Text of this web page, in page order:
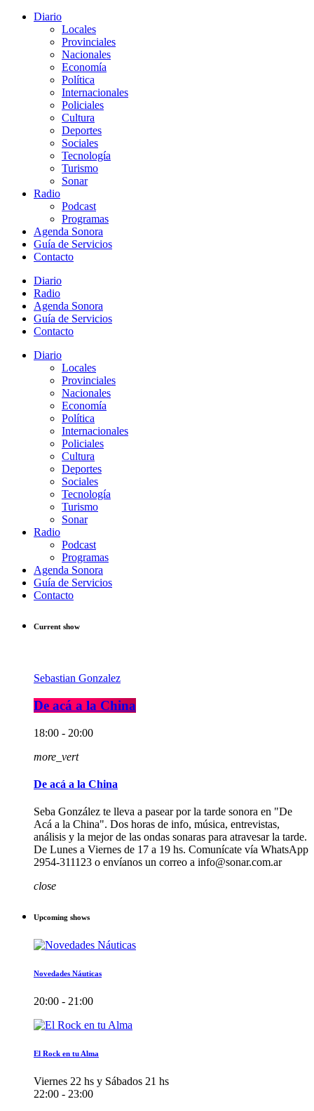
Diario
Locales
Provinciales
Nacionales
Economía
Política
Internacionales
Policiales
Cultura
Deportes
Sociales
Tecnología
Turismo
Sonar
Radio
Podcast
Programas
Agenda Sonora
Guía de Servicios
Contacto
Diario
Radio
Agenda Sonora
Guía de Servicios
Contacto
Diario
Locales
Provinciales
Nacionales
Economía
Política
Internacionales
Policiales
Cultura
Deportes
Sociales
Tecnología
Turismo
Sonar
Radio
Podcast
Programas
Agenda Sonora
Guía de Servicios
Contacto
Current show
Sebastian Gonzalez
De acá a la China
18:00 - 20:00
more_vert
De acá a la China
Seba González te lleva a pasear por la tarde sonora en "De
Acá a la China". Dos horas de info, música, entrevistas,
análisis y la mejor de las ondas sonaras para atravesar la tarde.
De Lunes a Viernes de 17 a 19 hs. Comunícate vía WhatsApp
2954-311123 o envíanos un correo a info@sonar.com.ar
close
Upcoming shows
Novedades Náuticas
20:00 - 21:00
El Rock en tu Alma
Viernes 22 hs y Sábados 21 hs
22:00 - 23:00